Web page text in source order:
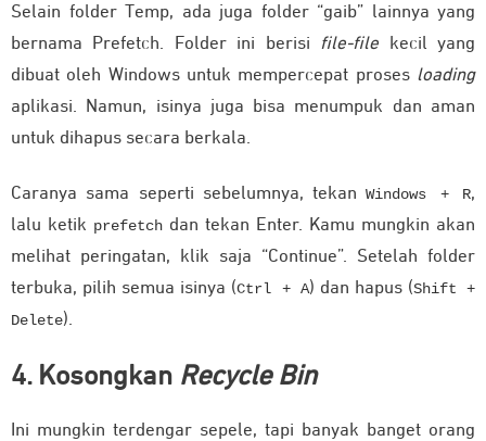
Selain folder Temp, ada juga folder “gaib” lainnya yang
bernama Prefetch. Folder ini berisi file-file kecil yang
dibuat oleh Windows untuk mempercepat proses loading
aplikasi. Namun, isinya juga bisa menumpuk dan aman
untuk dihapus secara berkala.
Caranya sama seperti sebelumnya, tekanWindows + R,
lalu ketik prefetch dan tekan Enter. Kamu mungkin akan
melihat peringatan, klik saja “Continue”. Setelah folder
terbuka, pilih semua isinya (Ctrl + A) dan hapus (Shift +
Delete).
4. Kosongkan Recycle Bin
Ini mungkin terdengar sepele, tapi banyak banget orang